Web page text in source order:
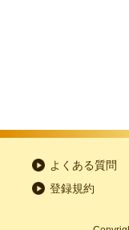
よくある質問
登録規約